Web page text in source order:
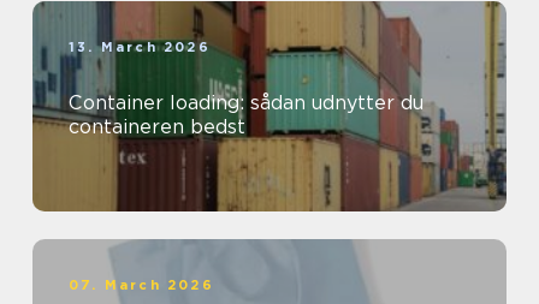
13. March 2026
Container loading: sådan udnytter du
containeren bedst
07. March 2026